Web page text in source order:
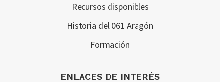
Recursos disponibles
Historia del 061 Aragón
Formación
ENLACES DE INTERÉS